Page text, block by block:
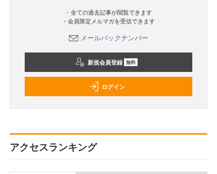
・全ての過去記事が閲覧できます
・会員限定メルマガを受信できます
メールバックナンバー
新規会員登録 無料
ログイン
アクセスランキング